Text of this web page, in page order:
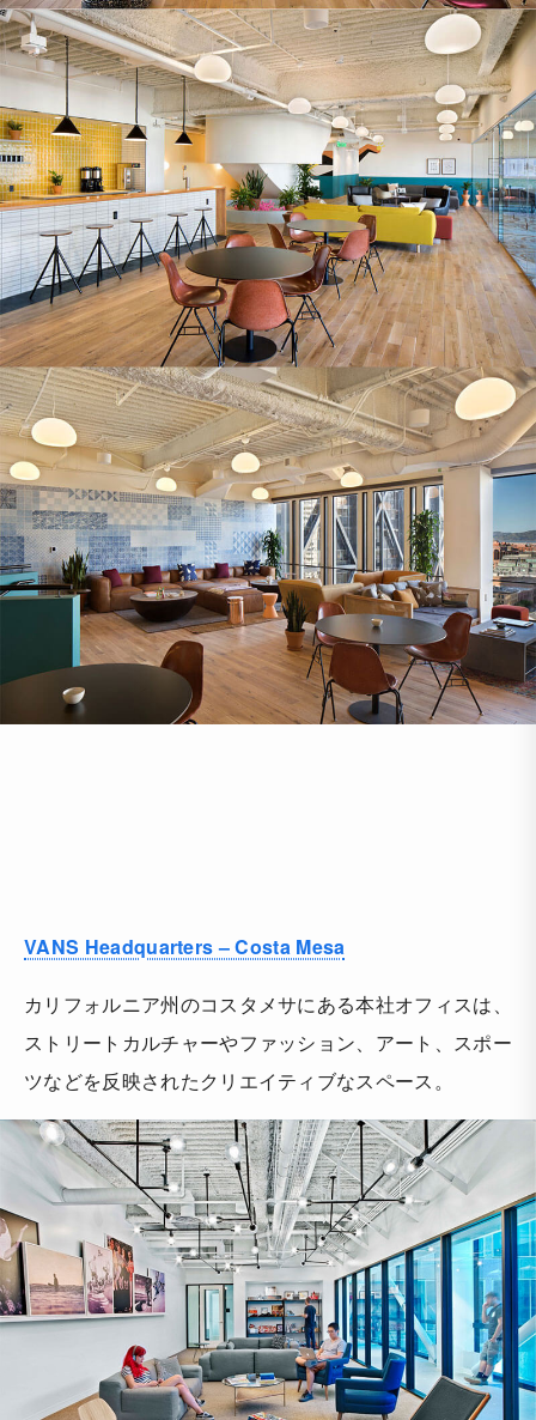
VANS Headquarters – Costa Mesa
カリフォルニア州のコスタメサにある本社オフィスは、
ストリートカルチャーやファッション、アート、スポー
ツなどを反映されたクリエイティブなスペース。